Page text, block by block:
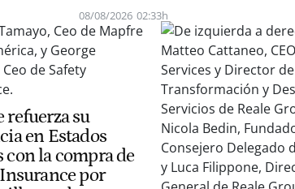
08/08/2026 02:33h
refuerza su
en Estados
con la compra de
por